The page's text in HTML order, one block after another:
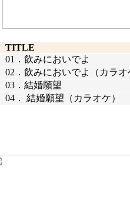
TITLE
01． 飲みにおいでよ
02． 飲みにおいでよ（カラオ
03． 結婚願望
04．
結婚願望（カラオケ）